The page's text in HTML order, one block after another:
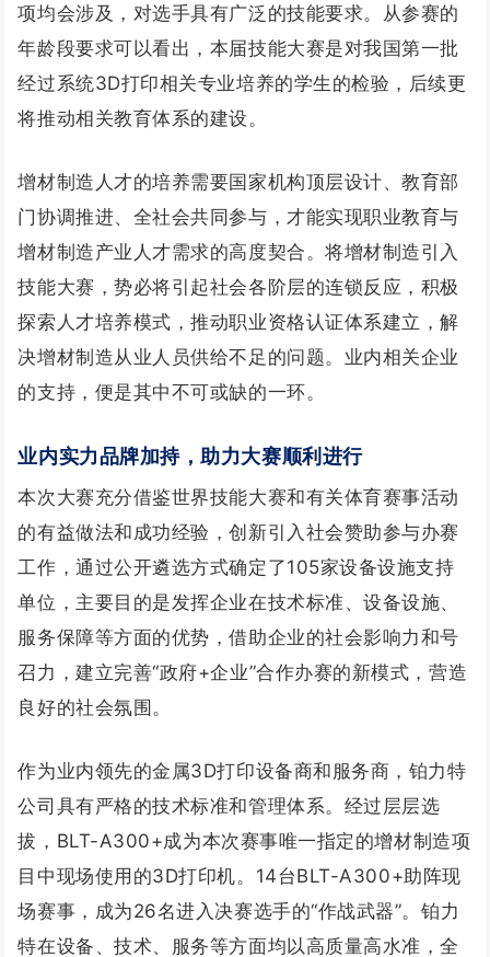
项均会涉及，对选手具有广泛的技能要求。从参赛的
年龄段要求可以看出，本届技能大赛是对我国第一批
经过系统3D打印相关专业培养的学生的检验，后续更
将推动相关教育体系的建设。
增材制造人才的培养需要国家机构顶层设计、教育部
门协调推进、全社会共同参与，才能实现职业教育与
增材制造产业人才需求的高度契合。将增材制造引入
技能大赛，势必将引起社会各阶层的连锁反应，积极
探索人才培养模式，推动职业资格认证体系建立，解
决增材制造从业人员供给不足的问题。业内相关企业
的支持，便是其中不可或缺的一环。
业内实力品牌加持，助力大赛顺利进行
本次大赛充分借鉴世界技能大赛和有关体育赛事活动
的有益做法和成功经验，创新引入社会赞助参与办赛
工作，通过公开遴选方式确定了105家设备设施支持
单位，主要目的是发挥企业在技术标准、设备设施、
服务保障等方面的优势，借助企业的社会影响力和号
召力，建立完善“政府+企业”合作办赛的新模式，营造
良好的社会氛围。
作为业内领先的金属3D打印设备商和服务商，铂力特
公司具有严格的技术标准和管理体系。经过层层选
拔，BLT-A300+成为本次赛事唯一指定的增材制造项
目中现场使用的3D打印机。14台BLT-A300+助阵现
场赛事，成为26名进入决赛选手的“作战武器”。铂力
特在设备、技术、服务等方面均以高质量高水准，全